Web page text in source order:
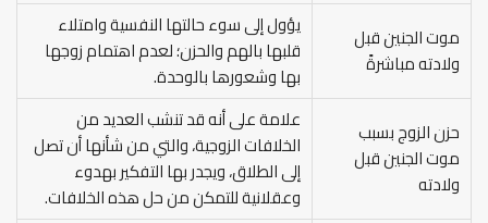
موت الجنين قبل
ولادته مباشرةً
يؤول إلى سوء حالتها النفسية وامتلاء
قلبها بالهم والحزن؛ لعدم اهتمام زوجها
بها وشعورها بالوحدة.
حزن الزوج بسبب
موت الجنين قبل
ولادته
علامة على أنه قد تنشب العديد من
الخلافات الزوجية، والتي من شأنها أن تصل
إلى الطلاق، ويجدر بها التفكير بهدوء
وعقلانية للتمكن من حل هذه الخلافات.